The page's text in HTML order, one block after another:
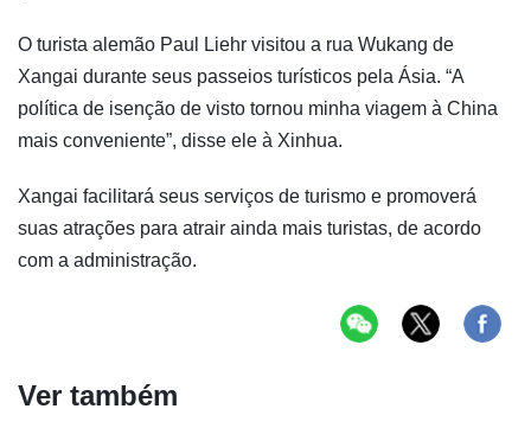
O turista alemão Paul Liehr visitou a rua Wukang de
Xangai durante seus passeios turísticos pela Ásia. “A
política de isenção de visto tornou minha viagem à China
mais conveniente”, disse ele à Xinhua.
Xangai facilitará seus serviços de turismo e promoverá
suas atrações para atrair ainda mais turistas, de acordo
com a administração.
Ver também